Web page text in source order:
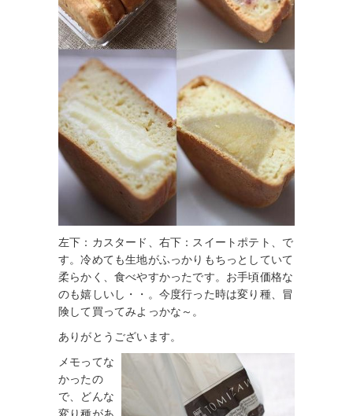
左下：カスタード、右下：スイートポテト、で
す。冷めても生地がふっかりもちっとしていて
柔らかく、食べやすかったです。お手頃価格な
のも嬉しいし・・。今度行った時は変り種、冒
険して買ってみよっかな～。
ありがとうございます。
メモってな
かったの
で、どんな